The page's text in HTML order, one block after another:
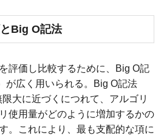
Big O記法
評価し比較するために、Big O記
が広く用いられる。Big O記法
限大に近づくにつれて、アルゴリ
使用量がどのように増加するかの
。これにより、最も支配的な項に